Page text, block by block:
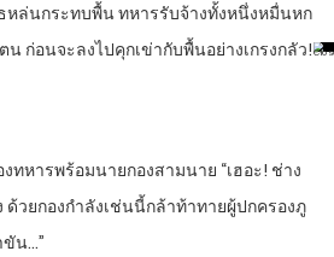
วุธหล่นกระทบพื้น ทหารรับจ้างทั้งหนึ่งหมื่นหก
ก่อนจะลงไปคุกเข่ากับพื้นอย่างเกรงกลัว!
ทหารพร้อมนายกองสามนาย “เฮอะ! ช่าง
ด้วยกองกำลังเช่นนี้กล้าท้าทายผู้ปกครองภู
น…”